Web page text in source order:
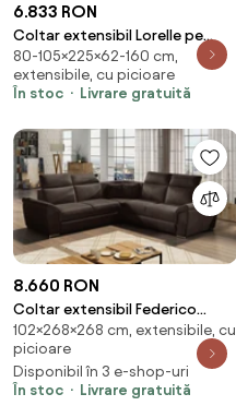
6.833 RON
Coltar extensibil Lorelle pe
stanga Berlin 02
80-105×225×62-160 cm,
extensibile, cu picioare
În stoc
Livrare gratuită
8.660 RON
Coltar extensibil Federico
Monolith 29
102×268×268 cm, extensibile, cu
picioare
Disponibil în 3 e-shop-uri
În stoc
Livrare gratuită